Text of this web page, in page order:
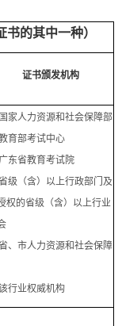
的其中一种）
证书颁发机构
国家人力资源和社会保障部
育部考试中心
广东省教育考试院
级（含）以上行政部门及
权的省级（含）以上行业
、市人力资源和社会保障
行业权威机构